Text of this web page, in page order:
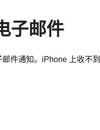
子邮件
件通知。iPhone 上收不